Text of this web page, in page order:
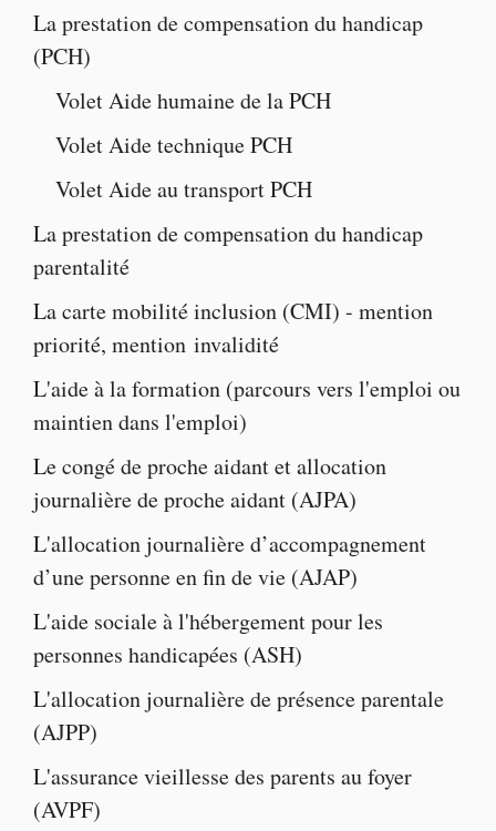
Laprestation de compensation du handicap
(PCH)
VoletAide humaine de la PCH
VoletAide technique PCH
VoletAide au transport PCH
Laprestation de compensation du handicap
parentalité
Lacarte mobilité inclusion (CMI) - mention
priorité, mention invalidité
L'aide à la formation (parcours vers l'emploi ou
maintien dans l'emploi)
Lecongé de proche aidantetallocation
journalière de proche aidant (AJPA)
L'allocation journalière d’accompagnement
d’une personne en fin de vie (AJAP)
L'aide sociale à l'hébergement pour les
personnes handicapées (ASH)
L'allocation journalière de présence parentale
(AJPP)
L'assurance vieillesse des parents au foyer
(AVPF)